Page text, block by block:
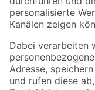
Folge uns
Zahlungsarten